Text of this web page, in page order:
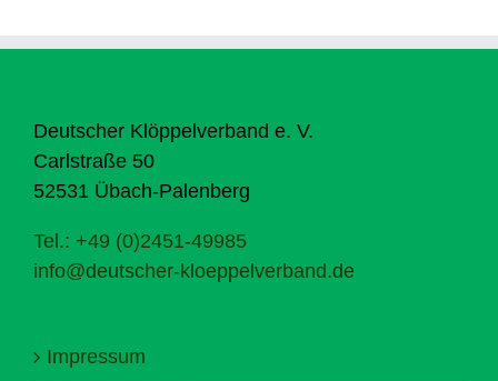
Deutscher Klöppelverband e. V.
Carlstraße 50
52531 Übach-Palenberg
Tel.: +49 (0)2451-49985
info@deutscher-kloeppelverband.de
Impressum